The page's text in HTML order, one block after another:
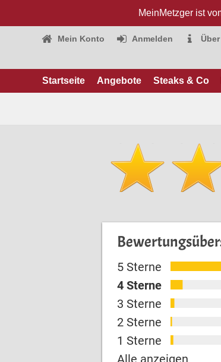
MeinMetzger ist
Mein Konto Anmelden
Startseite Angebote Steaks & Co
5 Sterne
4 Sterne
3 Sterne
2 Sterne
1 Sterne
Alle anzeigen